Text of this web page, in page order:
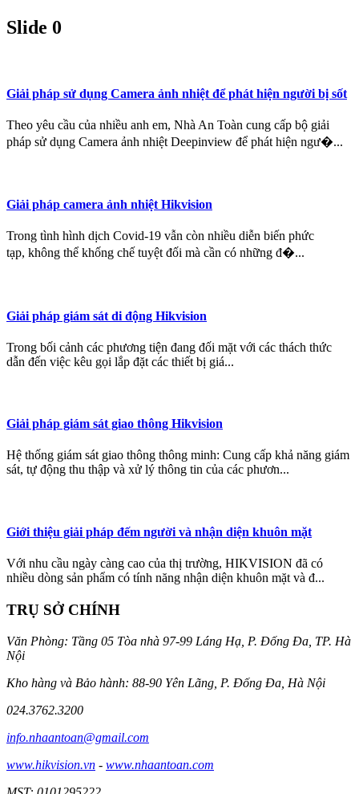
Slide 0
Giải pháp sử dụng Camera ảnh nhiệt để phát hiện người bị sốt
Theo yêu cầu của nhiều anh em, Nhà An Toàn cung cấp bộ giải
pháp sử dụng Camera ảnh nhiệt Deepinview để phát hiện ngư�...
Giải pháp camera ảnh nhiệt Hikvision
Trong tình hình dịch Covid-19 vẫn còn nhiều diễn biến phức
tạp, không thể khống chế tuyệt đối mà cần có những đ�...
Giải pháp giám sát di động Hikvision
Trong bối cảnh các phương tiện đang đối mặt với các thách thức
dẫn đến việc kêu gọi lắp đặt các thiết bị giá...
Giải pháp giám sát giao thông Hikvision
Hệ thống giám sát giao thông thông minh: Cung cấp khả năng giám
sát, tự động thu thập và xử lý thông tin của các phươn...
Giới thiệu giải pháp đếm người và nhận diện khuôn mặt
Với nhu cầu ngày càng cao của thị trường, HIKVISION đã có
nhiều dòng sản phẩm có tính năng nhận diện khuôn mặt và đ...
TRỤ SỞ CHÍNH
Văn Phòng: Tầng 05 Tòa nhà 97-99 Láng Hạ, P. Đống Đa, TP. Hà
Nội
Kho hàng và Bảo hành: 88-90 Yên Lãng, P. Đống Đa, Hà Nội
024.3762.3200
info.nhaantoan@gmail.com
www.hikvision.vn - www.nhaantoan.com